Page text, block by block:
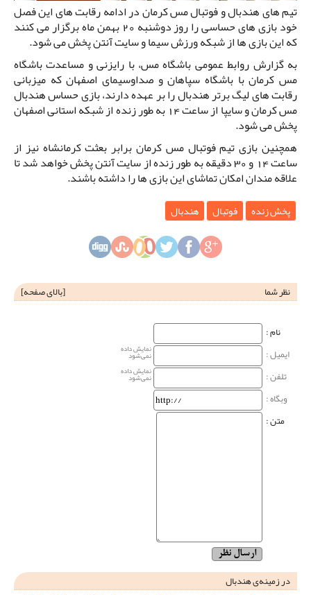
تیم های هندبال و فوتبال مس کرمان در ادامه رقابت های این فصل
خود بازی های حساسی را روز دوشنبه 20 بهمن ماه برگزار می کنند
که این بازی ها از شبکه ورزش سیما و سایت آنتن پخش می شود.
به گزارش روابط عمومی باشگاه مس، با رایزنی و مساعدت باشگاه
مس کرمان با باشگاه سپاهان و صداوسیمای اصفهان که میزبانی
رقابت های لیگ برتر هندبال را بر عهده دارند، بازی حساس هندبال
مس کرمان و سایپا از ساعت 14 به طور زنده از شبکه استانی اصفهان
پخش می شود.
همچنین بازی تیم فوتبال مس کرمان برابر بعثت کرمانشاه نیز از
ساعت 14 و 30 دقیقه به طور زنده از سایت آنتن پخش خواهد شد تا
علاقه مندان امکان تماشای این بازی ها را داشته باشند.
پخش زنده فوتبال هندبال
نظر شما [بالای صفحه]
نام‌ :
ایمیل :
نمایش داده
نمی‌شود
تلفن : نمایش داده
نمی‌شود
وبگاه‌ :
متن :
در زمینه‌ی هندبال